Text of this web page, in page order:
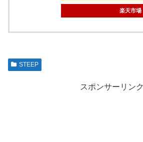
楽天市場
STEEP
スポンサーリンク